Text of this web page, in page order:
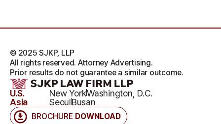
BROCHURE DOWNLOAD
U.S. New YorkWashington, D.C.
Asia
SeoulBusan
© 2025 SJKP, LLP
All rights reserved. Attorney Advertising.
Prior results do not guarantee a similar outcome.